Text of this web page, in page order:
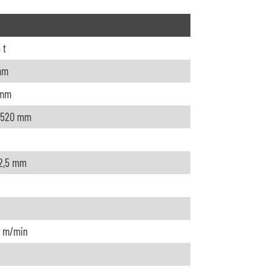
t
mm
mm
m/min